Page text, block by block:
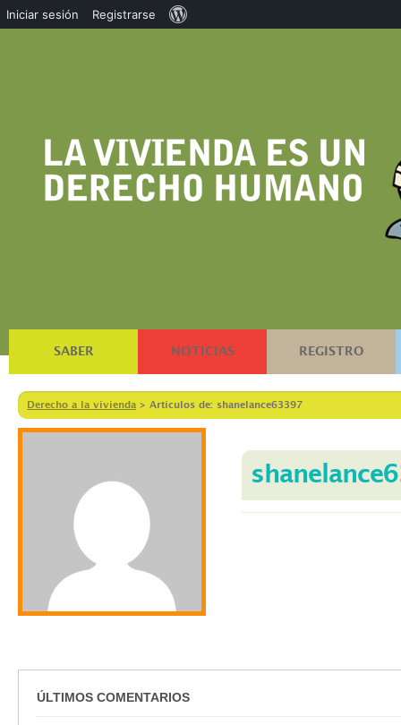
SABER NOTICIAS REGISTRO
Derecho a la vivienda > Artículos de: shanelance63397
ÚLTIMOS COMENTARIOS
Iniciar sesión Registrarse